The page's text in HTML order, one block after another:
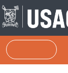
Pasar al contenido
Buscar